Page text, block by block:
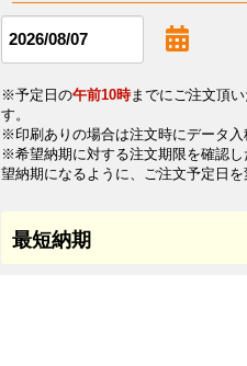
※予定日の午前10時までにご注文頂
す。
※印刷ありの場合は注文時にデータ入
※希望納期に対する注文期限を確認
望納期になるように、ご注文予定日を
最短納期